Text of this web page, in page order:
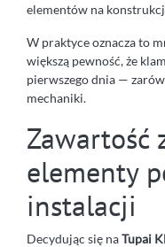
elementów na
W praktyce oznacza to
większą pewność, że
pierwszego dnia —
mechaniki.
Zawartość
elementy
instalacji
Decydując się naTupai